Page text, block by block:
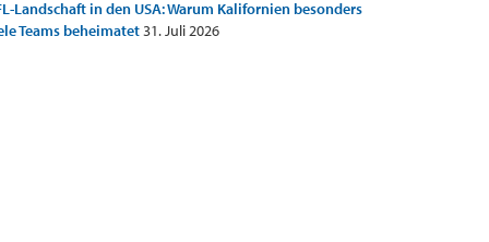
Landschaft in den USA: Warum Kalifornien besonders
Teams beheimatet31. Juli 2026